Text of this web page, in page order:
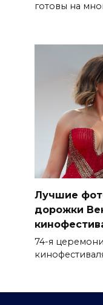
готовы на
Лучшие
дорожки
74-я